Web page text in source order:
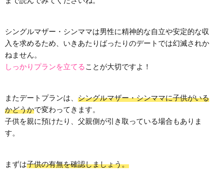
シングルマザー・シンママは男性に精神的な自立や安定的な収
入を求めるため、いきあたりばったりのデートでは幻滅されか
ねません。
しっかりプランを立てる ことが大切ですよ！
またデートプランは、 シングルマザー・シンママに子供がいる
かどうかで変わってきます。
子供を親に預けたり、父親側が引き取っている場合もありま
す。
まずは子供の有無を確認しましょう。